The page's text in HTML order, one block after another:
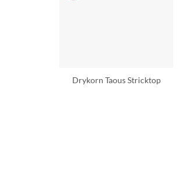
Drykorn Taous Stricktop